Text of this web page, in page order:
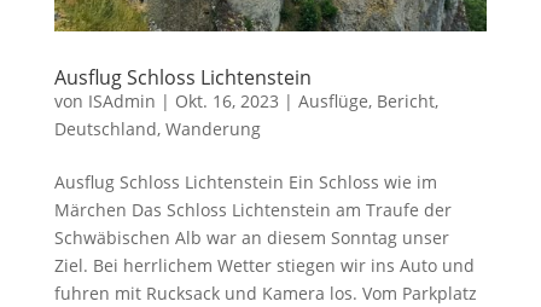
Ausflug Schloss Lichtenstein
von ISAdmin | Okt. 16, 2023 | Ausflüge, Bericht,
Deutschland, Wanderung
Ausflug Schloss Lichtenstein Ein Schloss wie im
Märchen Das Schloss Lichtenstein am Traufe der
Schwäbischen Alb war an diesem Sonntag unser
Ziel. Bei herrlichem Wetter stiegen wir ins Auto und
fuhren mit Rucksack und Kamera los. Vom Parkplatz